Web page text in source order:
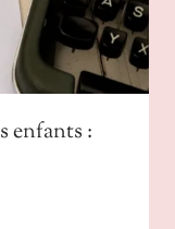
enfants :